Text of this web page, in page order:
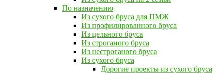
По назначению
Из сухого бруса для ПМЖ
Из профилированного бруса
Из цельного бруса
Из строганого бруса
Из нестроганого бруса
Из сухого бруса
Дорогие проекты из сухого бруса